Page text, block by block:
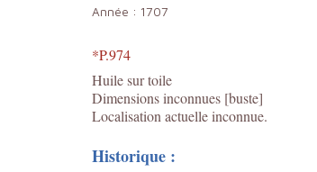
Année : 1707
*P.974
Huile sur toile
Dimensions inconnues [buste]
Localisation actuelle inconnue.
Historique :